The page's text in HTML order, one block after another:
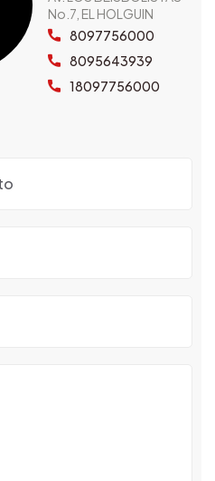
No.7, EL HOLGUIN
8097756000
8095643939
18097756000